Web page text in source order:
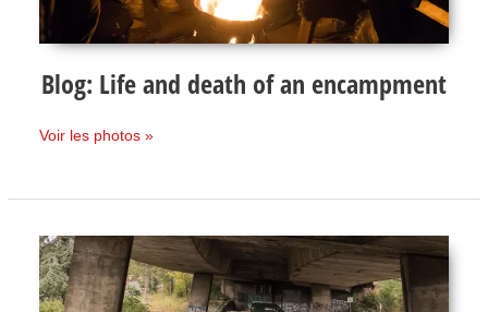
Blog: Life and death of an encampment
Voir les photos »
Blog:
Slideshow
“Exiles